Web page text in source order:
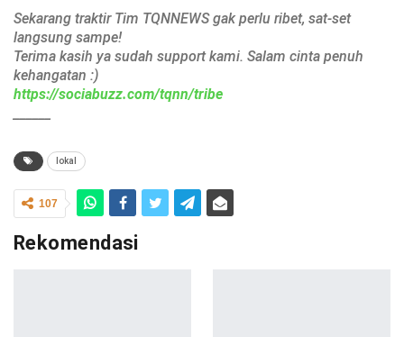
Sekarang traktir Tim TQNNEWS gak perlu ribet, sat-set
langsung sampe!
Terima kasih ya sudah support kami. Salam cinta penuh
kehangatan :)
https://sociabuzz.com/tqnn/tribe
lokal
107
Rekomendasi